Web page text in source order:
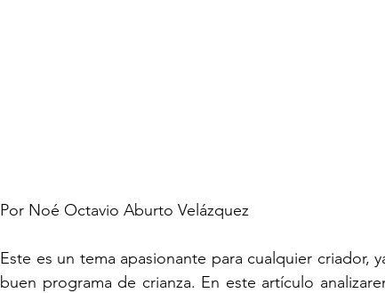
Por Noé Octavio Aburto Velázquez
Este es un tema apasionante para cualquier criador,
buen programa de crianza. En este artículo